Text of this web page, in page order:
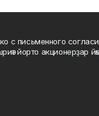
с письменного
йорто акционерҙар